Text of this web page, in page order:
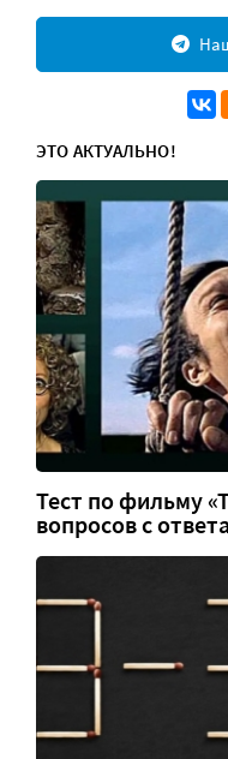
ЭТО АКТУАЛЬНО!
Тест по фильму
вопросов с